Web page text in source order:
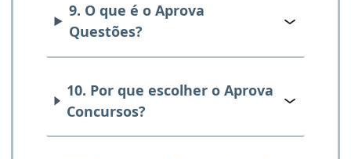
9. O que é o Aprova
Questões?
10. Por que escolher o Aprova
Concursos?